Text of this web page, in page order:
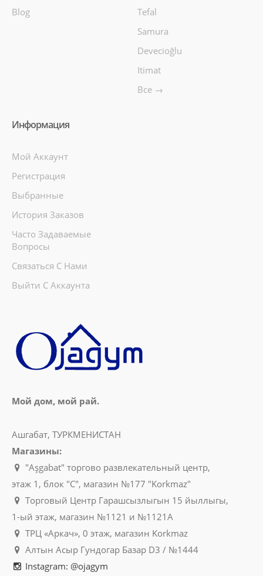
Blog
Tefal
Samura
Devecioğlu
Itimat
Все →
Информация
Мой Аккаунт
Регистрация
Выбранные
История Заказов
Часто Задаваемые
Вопросы
Связаться С Нами
Выйти С Аккаунта
Мой дом, мой рай.
Ашгабат, ТУРКМЕНИСТАН
Магазины:
"Aşgabat" торгово развлекательный центр,
этаж 1, блок "C", магазин №177 "Korkmaz"
Торговый Центр Гарашсызлыгын 15 йыллыгы,
1-ый этаж, магазин №1121 и №1121A
ТРЦ «Аркач», 0 этаж, магазин Korkmaz
Алтын Асыр Гундогар Базар D3 / №1444
Instagram: @ojagym